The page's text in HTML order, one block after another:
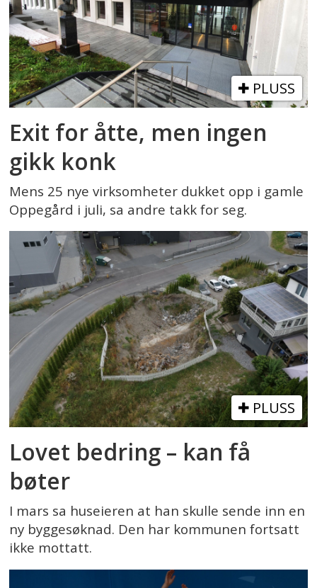
PLUSS
Exit for åtte, men ingen
gikk konk
Mens 25 nye virksomheter dukket opp i gamle
Oppegård i juli, sa andre takk for seg.
PLUSS
Lovet bedring – kan få
bøter
I mars sa huseieren at han skulle sende inn en
ny byggesøknad. Den har kommunen fortsatt
ikke mottatt.